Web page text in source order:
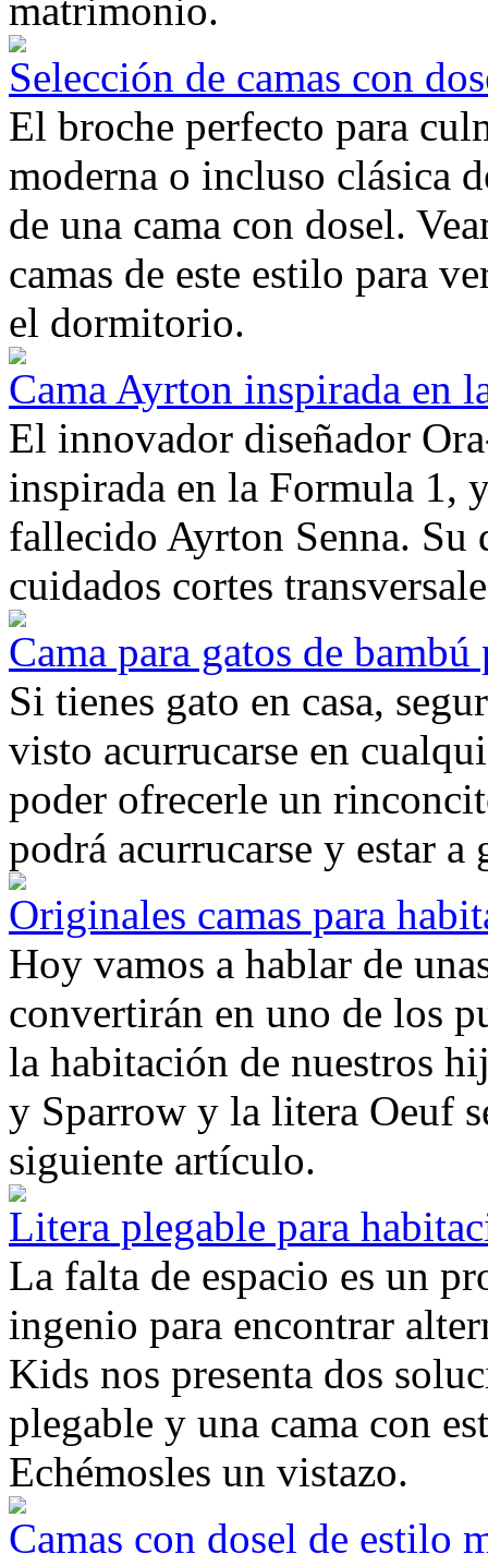
matrimonio.
Selección de camas con
El broche perfecto para
moderna o incluso clásica
de una cama con dosel.
camas de este estilo para
el dormitorio.
Cama Ayrton inspirada en
El innovador diseñador
inspirada en la Formula 1,
fallecido Ayrton Senna. Su
cuidados cortes
Cama para gatos de
Si tienes gato en casa,
visto acurrucarse en
poder ofrecerle un
podrá acurrucarse y estar
Originales camas para
Hoy vamos a hablar de
convertirán en uno de los
la habitación de nuestros
y Sparrow y la litera Oeuf
siguiente artículo.
Litera plegable para
La falta de espacio es un
ingenio para encontrar
Kids nos presenta dos
plegable y una cama con
Echémosles un vistazo.
Camas con dosel de estilo